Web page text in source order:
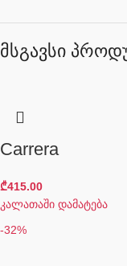
მსგავსი
Carrera
₾415.00
კალათაში დამატება
-32%